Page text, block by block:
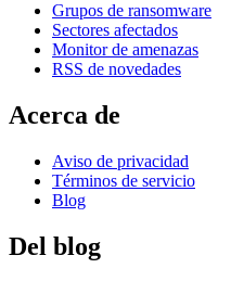
Grupos de ransomware
Sectores afectados
Monitor de amenazas
RSS de novedades
Acerca de
Aviso de privacidad
Términos de servicio
Blog
Del blog